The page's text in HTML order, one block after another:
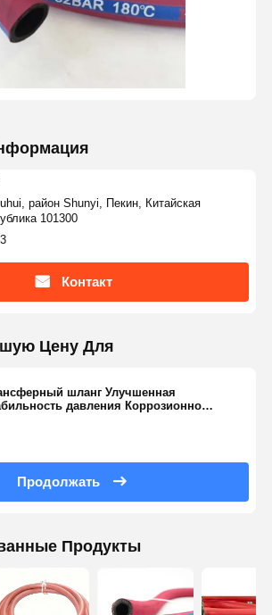
район Shunyi, Пекин, Китайская
101300
Контакт
Цену Для
шланг Улучшенная
давления Коррозионно
Продолжать
Продукты